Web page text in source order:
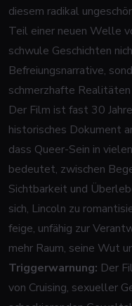
diesem radikal
Teil einer neuen Welle
schwule Geschichten
Befreiungsnarrative,
schmerzhafte
Der Film ist fast 30
historisches Dokument
dass Queer-Sein in
bedeutet, zwischen
Sichtbarkeit und
sich, Lincoln zu
feige, unfähig zur
mehr Raum, seine Wut
Triggerwarnung: Der
von Cruising, sexueller